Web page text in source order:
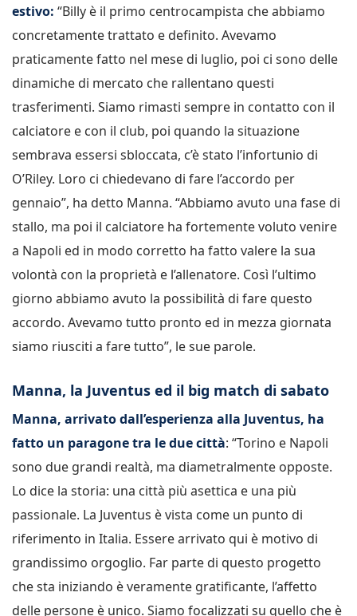
estivo: “Billy è il primo centrocampista che abbiamo
concretamente trattato e definito. Avevamo
praticamente fatto nel mese di luglio, poi ci sono delle
dinamiche di mercato che rallentano questi
trasferimenti. Siamo rimasti sempre in contatto con il
calciatore e con il club, poi quando la situazione
sembrava essersi sbloccata, c’è stato l’infortunio di
O’Riley. Loro ci chiedevano di fare l’accordo per
gennaio”, ha detto Manna. “Abbiamo avuto una fase di
stallo, ma poi il calciatore ha fortemente voluto venire
a Napoli ed in modo corretto ha fatto valere la sua
volontà con la proprietà e l’allenatore. Così l’ultimo
giorno abbiamo avuto la possibilità di fare questo
accordo. Avevamo tutto pronto ed in mezza giornata
siamo riusciti a fare tutto”, le sue parole.
Manna, la Juventus ed il big match di sabato
Manna, arrivato dall’esperienza alla Juventus, ha
fatto un paragone tra le due città: “Torino e Napoli
sono due grandi realtà, ma diametralmente opposte.
Lo dice la storia: una città più asettica e una più
passionale. La Juventus è vista come un punto di
riferimento in Italia. Essere arrivato qui è motivo di
grandissimo orgoglio. Far parte di questo progetto
che sta iniziando è veramente gratificante, l’affetto
delle persone è unico. Siamo focalizzati su quello che è